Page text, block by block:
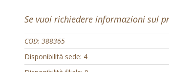
Se vuoi richiedere informazioni sul
COD:388365
Disponibilità sede: 4